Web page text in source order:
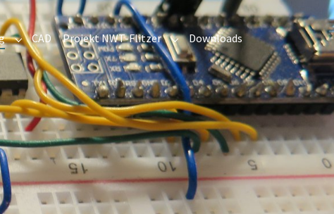
Schaltungen"
Submenu for "Programmierung"
CAD Projekt NWT-Flitzer Submenu for "Projekt NWT-
Downloads